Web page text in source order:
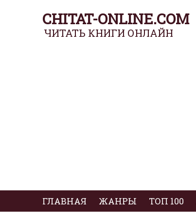
CHITAT-ONLINE.COM
ЧИТАТЬ КНИГИ ОНЛАЙН
ГЛАВНАЯ ЖАНРЫ ТОП 100